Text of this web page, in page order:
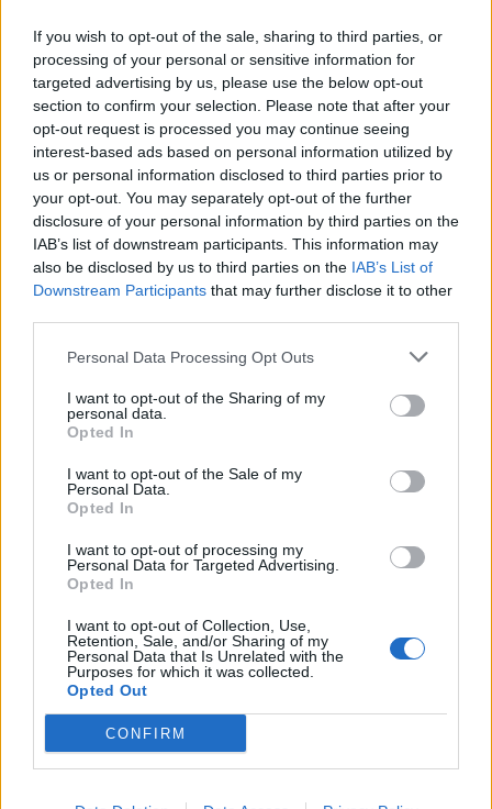
If you wish to opt-out of the sale, sharing to third parties, or
processing of your personal or sensitive information for
targeted advertising by us, please use the below opt-out
section to confirm your selection. Please note that after your
opt-out request is processed you may continue seeing
interest-based ads based on personal information utilized by
us or personal information disclosed to third parties prior to
your opt-out. You may separately opt-out of the further
disclosure of your personal information by third parties on the
IAB’s list of downstream participants. This information may
also be disclosed by us to third parties on the IAB’s List of
Downstream Participants that may further disclose it to other
Personal Data Processing Opt Outs
I want to opt-out of the Sharing of my
personal data.
Opted In
I want to opt-out of the Sale of my
Personal Data.
Opted In
I want to opt-out of processing my
Personal Data for Targeted Advertising.
Opted In
I want to opt-out of Collection, Use,
Retention, Sale, and/or Sharing of my
Personal Data that Is Unrelated with the
Purposes for which it was collected.
Opted Out
CONFIRM